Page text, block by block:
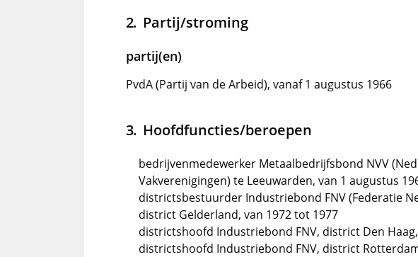
Partij/stroming
partij(en)
PvdA (Partij van de Arbeid), vanaf 1 augustus 1966
Hoofdfuncties/beroepen
bedrijvenmedewerker Metaalbedrijfsbond NVV
Vakverenigingen) te Leeuwarden, van 1 augustus
districtsbestuurder Industriebond FNV (Federatie
district Gelderland, van 1972 tot 1977
districtshoofd Industriebond FNV, district Den
districtshoofd Industriebond FNV, district